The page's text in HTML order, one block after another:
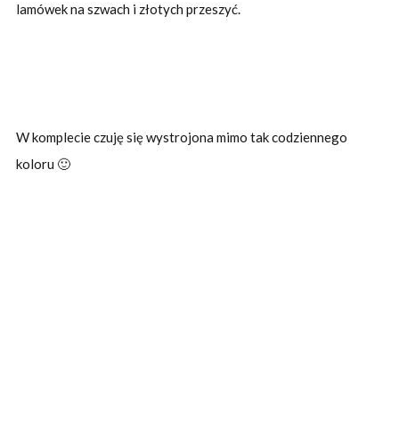
lamówek na szwach i złotych przeszyć.
W komplecie czuję się wystrojona mimo tak codziennego
koloru 🙂